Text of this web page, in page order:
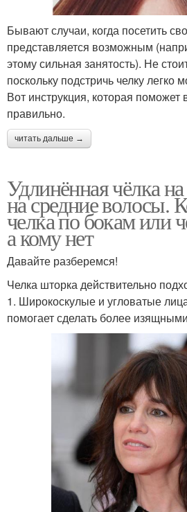
Бывают случаи, когда посетить
представляется возможным
этому сильная занятость). Не
поскольку подстричь челку легко
Вот инструкция, которая поможет
правильно.
читать дальше →
Удлинённая чёлка
на средние волосы.
челка по бокам или
а кому нет
Давайте разберемся!
Челка шторка действительно
1. Широкоскулые и угловатые
помогает сделать более